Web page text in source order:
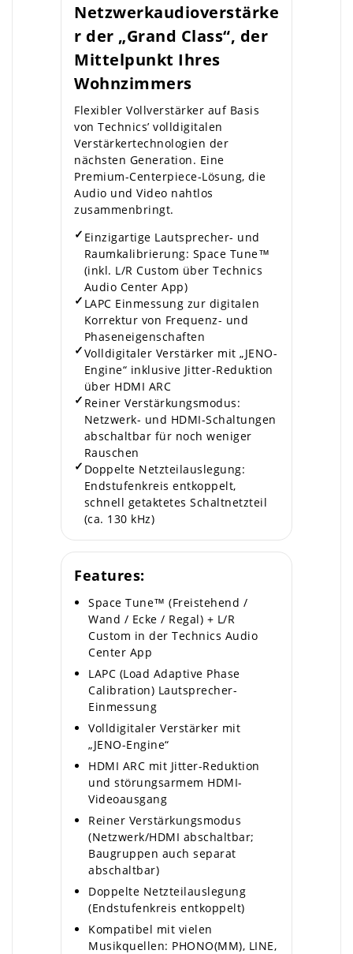
Netzwerkaudioverstärke
r der „Grand Class“, der
Mittelpunkt Ihres
Wohnzimmers
Flexibler Vollverstärker auf Basis
von Technics’ volldigitalen
Verstärkertechnologien der
nächsten Generation. Eine
Premium-Centerpiece-Lösung, die
Audio und Video nahtlos
zusammenbringt.
✓ Einzigartige Lautsprecher- und
Raumkalibrierung: Space Tune™
(inkl. L/R Custom über Technics
Audio Center App)
✓ LAPC Einmessung zur digitalen
Korrektur von Frequenz- und
Phaseneigenschaften
✓Volldigitaler Verstärker mit „JENO-
Engine“ inklusive Jitter-Reduktion
über HDMI ARC
✓ Reiner Verstärkungsmodus:
Netzwerk- und HDMI-Schaltungen
abschaltbar für noch weniger
Rauschen
✓ Doppelte Netzteilauslegung:
Endstufenkreis entkoppelt,
schnell getaktetes Schaltnetzteil
(ca. 130 kHz)
Features:
Space Tune™ (Freistehend /
Wand / Ecke / Regal) + L/R
Custom in der Technics Audio
Center App
LAPC (Load Adaptive Phase
Calibration) Lautsprecher-
Einmessung
Volldigitaler Verstärker mit
„JENO-Engine“
HDMI ARC mit Jitter-Reduktion
und störungsarmem HDMI-
Videoausgang
Reiner Verstärkungsmodus
(Netzwerk/HDMI abschaltbar;
Baugruppen auch separat
abschaltbar)
Doppelte Netzteilauslegung
(Endstufenkreis entkoppelt)
Kompatibel mit vielen
Musikquellen: PHONO(MM), LINE,